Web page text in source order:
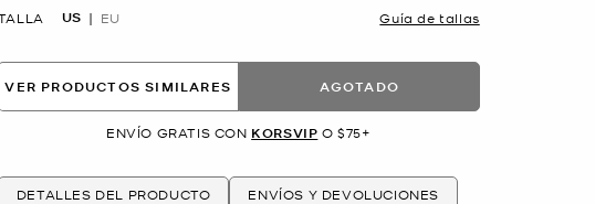
US EU Guía de tallas
VER PRODUCTOS SIMILARES AGOTADO
ENVÍO GRATIS CON KORSVIP O $75+
DETALLES DEL PRODUCTO
ENVÍOS Y DEVOLUCIONES